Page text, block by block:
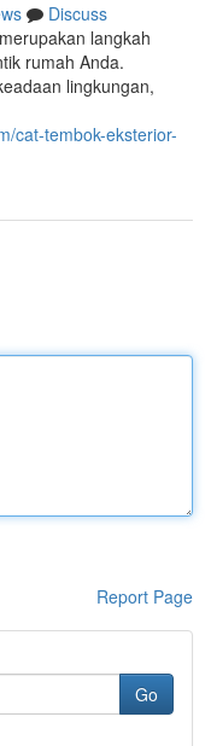
Discuss
langkah
rumah Anda.
lingkungan,
cat-tembok-eksterior-
Report Page
Go